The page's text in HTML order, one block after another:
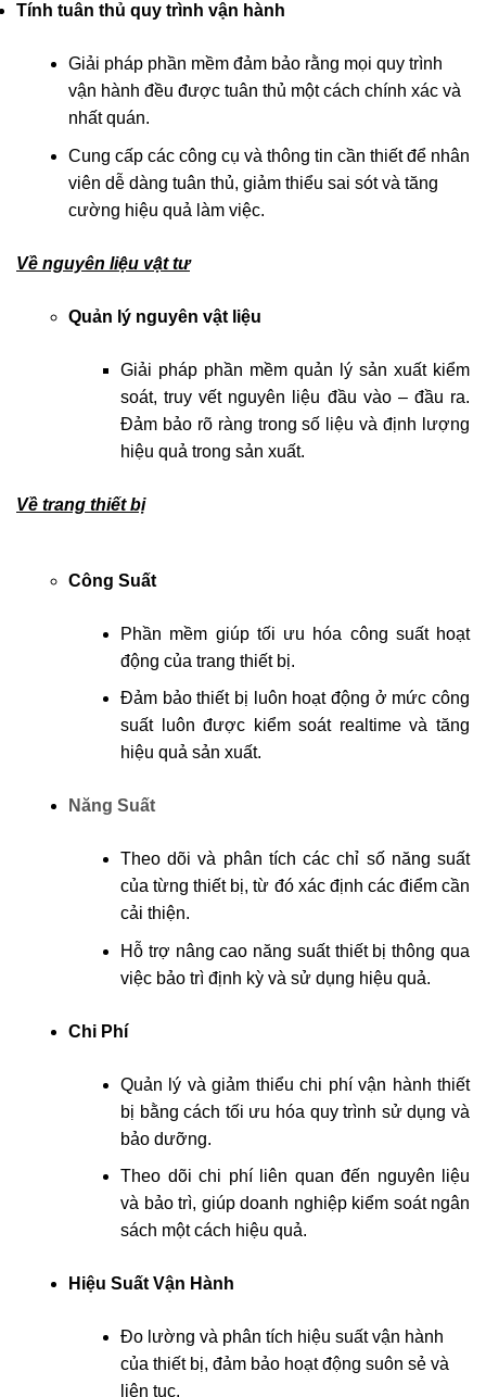
Tính tuân thủ quy trình vận hành
Giải pháp phần mềm đảm bảo rằng mọi quy trình
vận hành đều được tuân thủ một cách chính xác và
nhất quán.
Cung cấp các công cụ và thông tin cần thiết để nhân
viên dễ dàng tuân thủ, giảm thiểu sai sót và tăng
cường hiệu quả làm việc.
Về nguyên liệu vật tư
Quản lý nguyên vật liệu
Giải pháp phần mềm quản lý sản xuất kiểm
soát, truy vết nguyên liệu đầu vào – đầu ra.
Đảm bảo rõ ràng trong số liệu và định lượng
hiệu quả trong sản xuất.
Về trang thiết bị
Công Suất
Phần mềm giúp tối ưu hóa công suất hoạt
động của trang thiết bị.
Đảm bảo thiết bị luôn hoạt động ở mức công
suất luôn được kiểm soát realtime và tăng
hiệu quả sản xuất.
Năng Suất
Theo dõi và phân tích các chỉ số năng suất
của từng thiết bị, từ đó xác định các điểm cần
cải thiện.
Hỗ trợ nâng cao năng suất thiết bị thông qua
việc bảo trì định kỳ và sử dụng hiệu quả.
Chi Phí
Quản lý và giảm thiểu chi phí vận hành thiết
bị bằng cách tối ưu hóa quy trình sử dụng và
bảo dưỡng.
Theo dõi chi phí liên quan đến nguyên liệu
và bảo trì, giúp doanh nghiệp kiểm soát ngân
sách một cách hiệu quả.
Hiệu Suất Vận Hành
Đo lường và phân tích hiệu suất vận hành
của thiết bị, đảm bảo hoạt động suôn sẻ và
liên tục.